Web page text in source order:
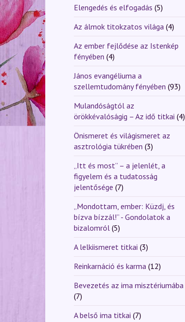
Elengedés és elfogadás (5)
Az álmok titokzatos világa (4)
Az ember fejlődése az Istenkép
fényében (4)
János evangéliuma a
szellemtudomány fényében (93)
Mulandóságtól az
örökkévalóságig – Az idő titkai (4)
Önismeret és világismeret az
asztrológia tükrében (3)
„Itt és most” – a jelenlét, a
figyelem és a tudatosság
jelentősége (7)
„Mondottam, ember: Küzdj, és
bízva bízzál!” - Gondolatok a
bizalomról (5)
A lelkiismeret titkai (3)
Reinkarnáció és karma (12)
Bevezetés az ima misztériumába
(7)
A belső ima titkai (7)